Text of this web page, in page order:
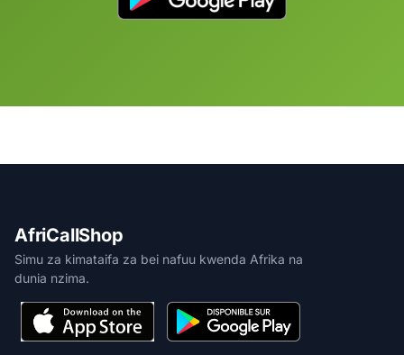
AfriCallShop
Simu za kimataifa za bei nafuu kwenda Afrika na
dunia nzima.